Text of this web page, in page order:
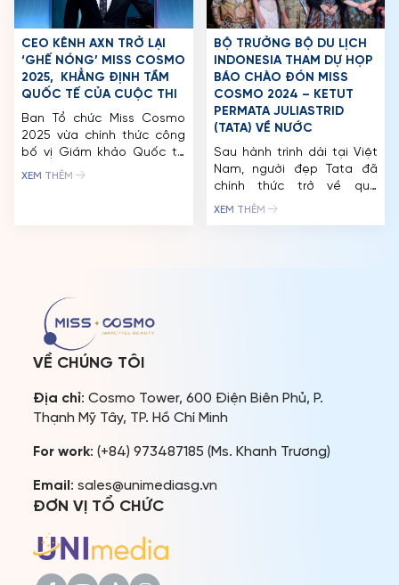
CEO KÊNH AXN TRỞ LẠI
‘GHẾ NÓNG’ MISS COSMO
2025, KHẲNG ĐỊNH TẦM
QUỐC TẾ CỦA CUỘC THI
Ban Tổ chức Miss Cosmo
2025 vừa chính thức công
bố vị Giám khảo Quốc tế
đầu tiên sẽ góp mặt trong
XEM THÊM
BỘ TRƯỞNG BỘ DU LỊCH
INDONESIA THAM DỰ HỌP
BÁO CHÀO ĐÓN MISS
COSMO 2024 – KETUT
PERMATA JULIASTRID
(TATA) VỀ NƯỚC
Sau hành trình dài tại Việt
Nam, người đẹp Tata đã
chính thức trở về quê
hương Indonesia với cương
XEM THÊM
VỀ CHÚNG TÔI
Địa chỉ: Cosmo Tower, 600 Điện Biên Phủ, P.
Thạnh Mỹ Tây, TP. Hồ Chí Minh
For work: (+84) 973487185 (Ms. Khanh Trương)
Email : sales@unimediasg.vn
ĐƠN VỊ TỔ CHỨC